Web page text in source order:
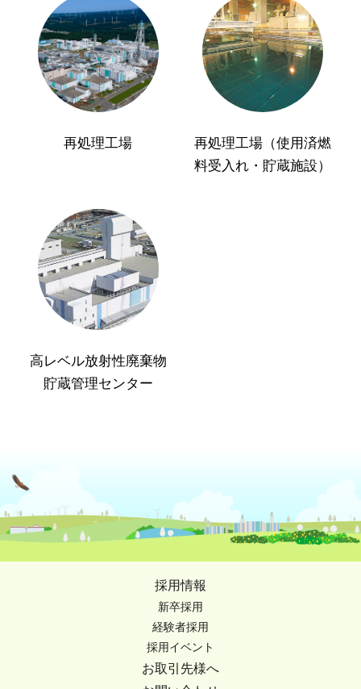
再処理工場
再処理工場（使用済燃
料受入れ・貯蔵施設）
高レベル放射性廃棄物
貯蔵管理センター
採用情報
新卒採用
経験者採用
採用イベント
お取引先様へ